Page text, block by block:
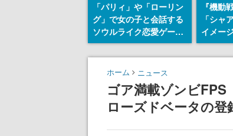
「パリィ」や「ローリン
グ」で女の子と会話する
ソウルライク恋愛ゲーム
『小早川さんはソウルラ
イク』無料公開。返事に
失敗すると「YOU
DIED」
『機動
「シャ
イメー
リール
にはシ
エンブ
どを配置
ホーム ニュース
ゴア満載ゾンビ
ローズドベータの登